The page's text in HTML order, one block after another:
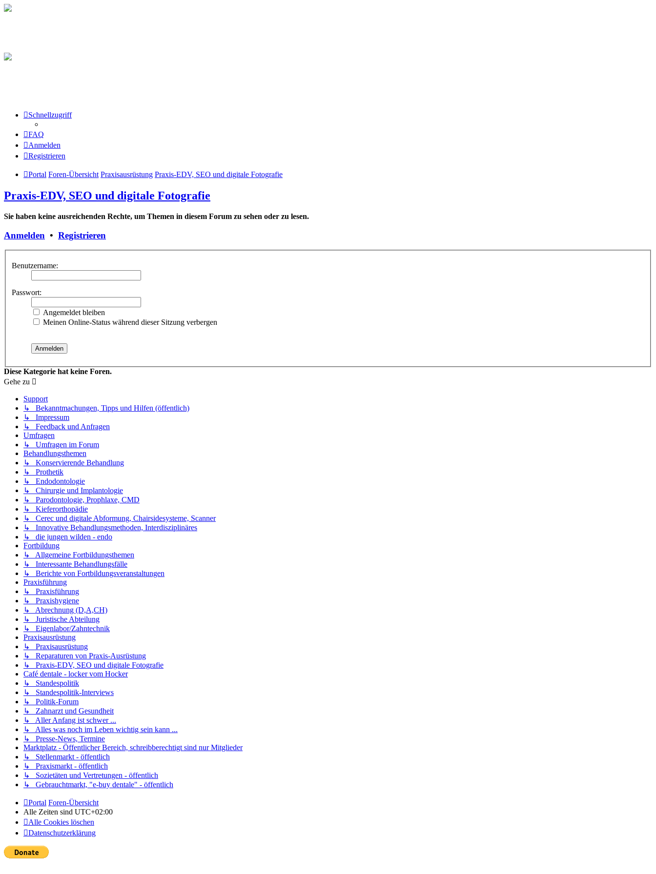
Schnellzugriff
FAQ
Anmelden
Registrieren
Portal Foren-Übersicht Praxisausrüstung Praxis-EDV, SEO und digitale Fotografie
Praxis-EDV, SEO und digitale Fotografie
Sie haben keine ausreichenden Rechte, um Themen in diesem Forum zu sehen oder zu lesen.
Anmelden • Registrieren
Benutzername:
Passwort:
Angemeldet bleiben
Meinen Online-Status während dieser Sitzung verbergen
Diese Kategorie hat keine Foren.
Gehe zu
Support
↳ Bekanntmachungen, Tipps und Hilfen (öffentlich)
↳ Impressum
↳ Feedback und Anfragen
Umfragen
↳ Umfragen im Forum
Behandlungsthemen
↳ Konservierende Behandlung
↳ Prothetik
↳ Endodontologie
↳ Chirurgie und Implantologie
↳ Parodontologie, Prophlaxe, CMD
↳ Kieferorthopädie
↳ Cerec und digitale Abformung, Chairsidesysteme, Scanner
↳ Innovative Behandlungsmethoden, Interdisziplinäres
↳ die jungen wilden - endo
Fortbildung
↳ Allgemeine Fortbildungsthemen
↳ Interessante Behandlungsfälle
↳ Berichte von Fortbildungsveranstaltungen
Praxisführung
↳ Praxisführung
↳ Praxishygiene
↳ Abrechnung (D,A,CH)
↳ Juristische Abteilung
↳ Eigenlabor/Zahntechnik
Praxisausrüstung
↳ Praxisausrüstung
↳ Reparaturen von Praxis-Ausrüstung
↳ Praxis-EDV, SEO und digitale Fotografie
Café dentale - locker vom Hocker
↳ Standespolitik
↳ Standespolitik-Interviews
↳ Politik-Forum
↳ Zahnarzt und Gesundheit
↳ Aller Anfang ist schwer ...
↳ Alles was noch im Leben wichtig sein kann ...
↳ Presse-News, Termine
Marktplatz - Öffentlicher Bereich, schreibberechtigt sind nur Mitglieder
↳ Stellenmarkt - öffentlich
↳ Praxismarkt - öffentlich
↳ Sozietäten und Vertretungen - öffentlich
↳ Gebrauchtmarkt, "e-buy dentale" - öffentlich
Portal Foren-Übersicht
Alle Zeiten sind UTC+02:00
Alle Cookies löschen
Datenschutzerklärung